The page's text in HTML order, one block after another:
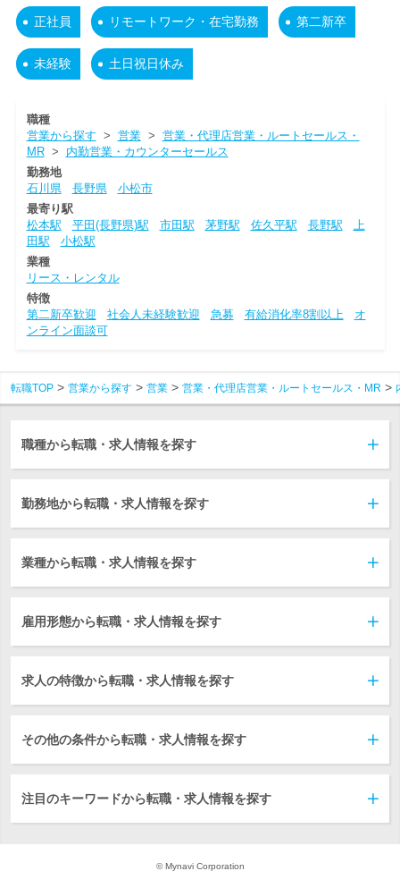
正社員 リモートワーク・在宅勤務 第二新卒
未経験 土日祝日休み
職種
営業から探す > 営業> 営業・代理店営業・ルートセールス・
MR> 内勤営業・カウンターセールス
勤務地
石川県
長野県
小松市
最寄り駅
松本駅
平田(長野県)駅 市田駅 茅野駅 佐久平駅 長野駅
上
田駅
小松駅
業種
リース・レンタル
特徴
第二新卒歓迎
社会人未経験歓迎 急募 有給消化率8割以上
オ
ンライン面談可
転職TOP 営業から探す 営業 営業・代理店営業・ルートセールス・MR
職種から転職・求人情報を探す
勤務地から転職・求人情報を探す
業種から転職・求人情報を探す
雇用形態から転職・求人情報を探す
求人の特徴から転職・求人情報を探す
その他の条件から転職・求人情報を探す
注目のキーワードから転職・求人情報を探す
© Mynavi Corporation